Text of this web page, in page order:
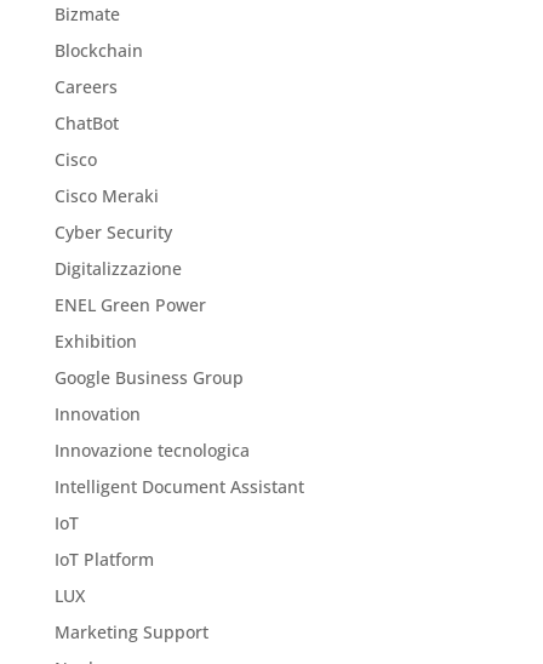
Bizmate
Blockchain
Careers
ChatBot
Cisco
Cisco Meraki
Cyber Security
Digitalizzazione
ENEL Green Power
Exhibition
Google Business Group
Innovation
Innovazione tecnologica
Intelligent Document Assistant
IoT
IoT Platform
LUX
Marketing Support